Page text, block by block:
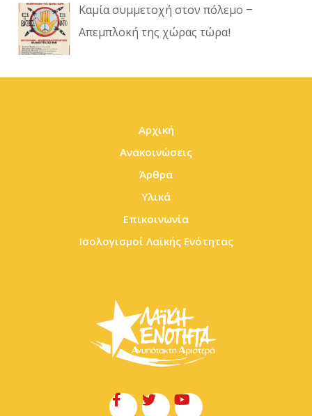
Καμία συμμετοχή στον πόλεμο –
Απεμπλοκή της χώρας τώρα!
Αρχική
Ανακοινώσεις
Άρθρα
Υλικά
Επικοινωνία
Ισολογισμοί Λαϊκής Ενότητας